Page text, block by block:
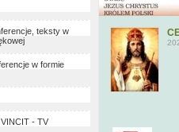
teksty w
w formie
- TV